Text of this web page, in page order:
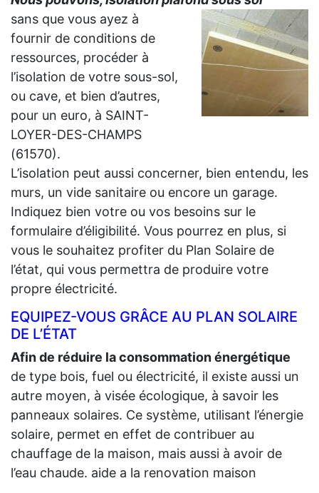
sans que vous ayez à
fournir de conditions de
ressources, procéder à
l’isolation de votre sous-sol,
ou cave, et bien d’autres,
pour un euro, à SAINT-
LOYER-DES-CHAMPS
(61570).
L’isolation peut aussi concerner, bien entendu, les
murs, un vide sanitaire ou encore un garage.
Indiquez bien votre ou vos besoins sur le
formulaire d’éligibilité. Vous pourrez en plus, si
vous le souhaitez profiter du Plan Solaire de
l’état, qui vous permettra de produire votre
propre électricité.
EQUIPEZ-VOUS GRÂCE AU PLAN SOLAIRE
DE L’ÉTAT
Afin de réduire la consommation énergétique
de type bois, fuel ou électricité, il existe aussi un
autre moyen, à visée écologique, à savoir les
panneaux solaires. Ce système, utilisant l’énergie
solaire, permet en effet de contribuer au
chauffage de la maison, mais aussi à avoir de
l’eau chaude. aide a la renovation maison